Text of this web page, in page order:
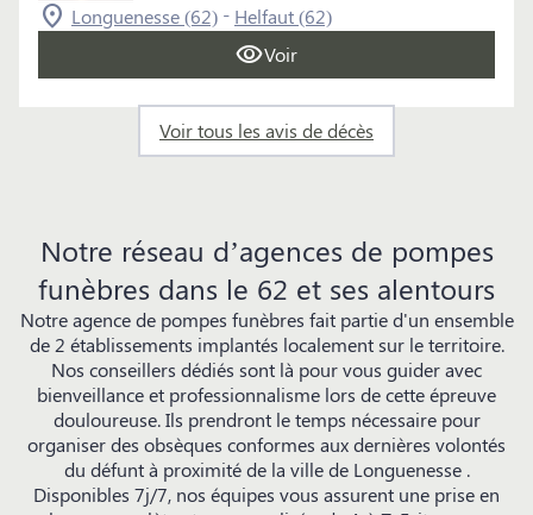
Longuenesse (62) - Helfaut (62)
Voir
Voir tous les avis de décès
Notre réseau d’agences de pompes
funèbres dans le 62 et ses alentours
Notre agence de pompes funèbres fait partie d'un ensemble
de 2 établissements implantés localement sur le territoire.
Nos conseillers dédiés sont là pour vous guider avec
bienveillance et professionnalisme lors de cette épreuve
douloureuse. Ils prendront le temps nécessaire pour
organiser des obsèques conformes aux dernières volontés
du défunt à proximité de la ville de Longuenesse .
Disponibles 7j/7, nos équipes vous assurent une prise en